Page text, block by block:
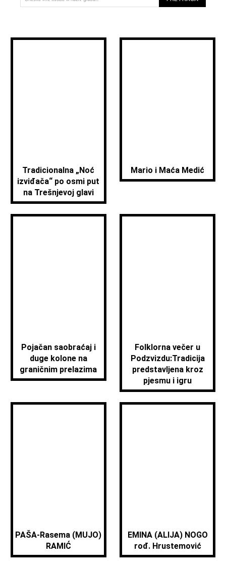
Tradicionalna „Noć
izviđača“ po osmi put
na Trešnjevoj glavi
Mario i Maća Medić
Pojačan saobraćaj i
duge kolone na
graničnim prelazima
Folklorna večer u
Podzvizdu:Tradicija
predstavljena kroz
pjesmu i igru
PAŠA-Rasema (MUJO)
RAMIĆ
EMINA (ALIJA) NOGO
rođ. Hrustemović